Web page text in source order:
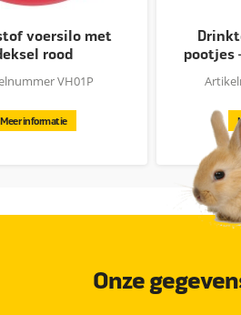
voersilo met
rood
VH01P
Meer informatie
pootjes
Onze